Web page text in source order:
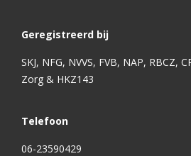
Geregistreerd bij
SKJ, NFG, NVVS, FVB, NAP, RBCZ,
Zorg & HKZ143
Telefoon
06-23590429